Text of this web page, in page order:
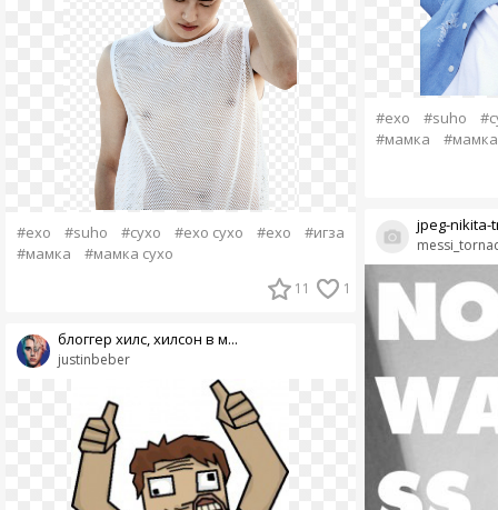
#exo #suho #сухо #exo сухо #ехо
#игза
#мамка
#мамка сухо
11 1
justinbeber
блоггер хилс, хилсон в м...
#exo #suho
#мамка
#мамка
jpeg-nikita-